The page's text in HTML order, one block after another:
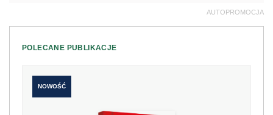
AUTOPROMOCJA
POLECANE PUBLIKACJE
NOWOŚĆ